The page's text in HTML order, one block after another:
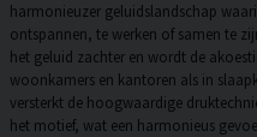
harmonieuzer geluidslandschap
ontspannen, te werken of samen te
het geluid zachter en wordt de
woonkamers en kantoren als in
versterkt de hoogwaardige
het motief, wat een harmonieus